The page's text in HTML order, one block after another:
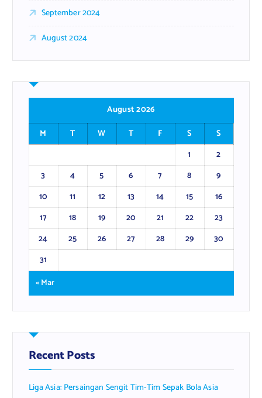
September 2024
August 2024
August 2026
M
T W T F S
S
1
2
3
4 5 6 7 8
9
10
11 12 13 14 15
16
17
18 19 20 21 22
23
24
25 26 27 28 29
30
31
« Mar
Recent Posts
Liga Asia: Persaingan Sengit Tim-Tim Sepak Bola Asia